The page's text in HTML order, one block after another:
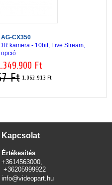
AG-CX350
kamera - 10bit, Live Stream,
opció
Ft
Ft 1.062.913 Ft
Kapcsolat
Értékesítés
+3614563000,
+36205999922
info@videopart.hu